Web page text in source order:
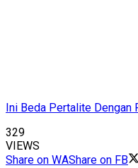
Ini Beda Pertalite Dengan
329
VIEWS
Share on WAShare on FB